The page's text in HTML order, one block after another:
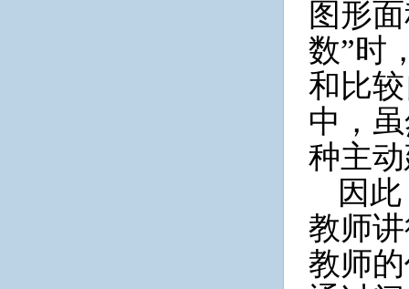
图形
数”时
和比
中，
种主
因
教师
教师